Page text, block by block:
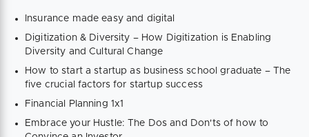
Insurance made easy and digital
Digitization & Diversity – How Digitization is Enabling
Diversity and Cultural Change
How to start a startup as business school graduate – The
five crucial factors for startup success
Financial Planning 1x1
Embrace your Hustle: The Dos and Don'ts of how to